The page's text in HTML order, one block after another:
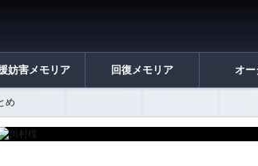
妨害メモリア 回復メモリア オー
め